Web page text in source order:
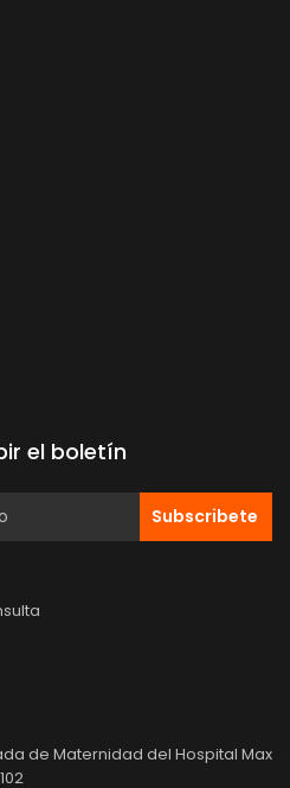
el boletín
Subscribete
de Maternidad del Hospital Max